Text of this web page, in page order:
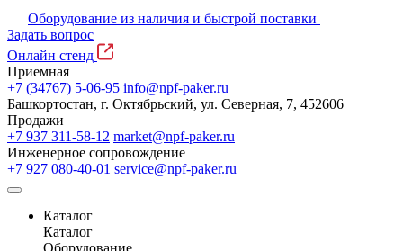
Оборудование из наличия и быстрой поставки
Задать вопрос
Онлайн стенд
Приемная
+7 (34767) 5-06-95 info@npf-paker.ru
Башкортостан, г. Октябрьский, ул. Северная, 7, 452606
Продажи
+7 937 311-58-12 market@npf-paker.ru
Инженерное сопровождение
+7 927 080-40-01 service@npf-paker.ru
Каталог
Каталог
Оборудование